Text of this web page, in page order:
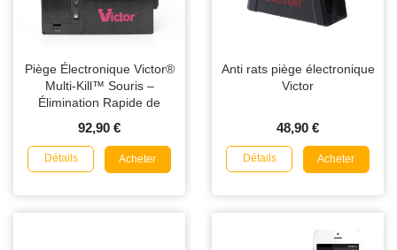
Piège Électronique Victor®
Multi-Kill™ Souris –
Élimination Rapide de
92,90 €
Détails Acheter
Anti rats piège électronique
Victor
48,90 €
Détails Acheter